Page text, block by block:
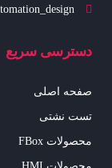
دسترسی سریع
صفحه اصلی
تست نشتی
محصولات FBox